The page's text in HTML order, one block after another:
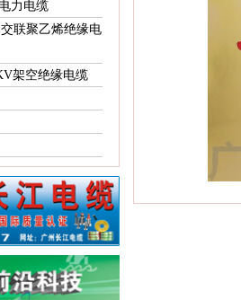
力电缆
联聚乙烯绝缘电
架空绝缘电缆